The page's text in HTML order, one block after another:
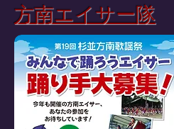
​方南エイサー隊